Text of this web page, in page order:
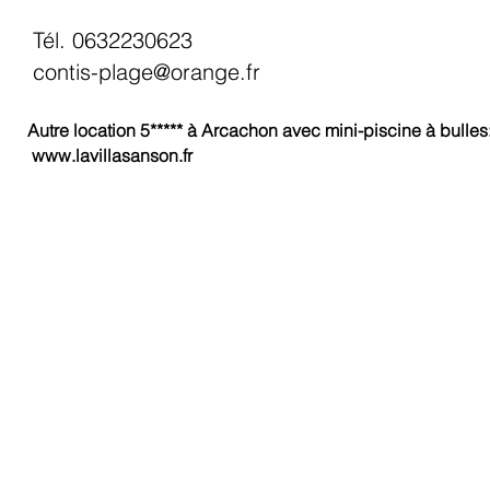
Tél. 0632230623
contis-plage@orange.fr
Autre location 5***** à Arcachon avec mini-piscine à
www.lavillasanson.fr